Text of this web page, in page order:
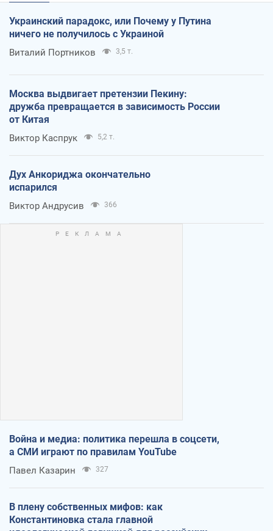
Украинский парадокс, или Почему у Путина
ничего не получилось с Украиной
Виталий Портников 3,5 т.
Москва выдвигает претензии Пекину:
дружба превращается в зависимость России
от Китая
Виктор Каспрук 5,2 т.
Дух Анкориджа окончательно
испарился
Виктор Андрусив 366
Война и медиа: политика перешла в соцсети,
а СМИ играют по правилам YouTube
Павел Казарин 327
В плену собственных мифов: как
Константиновка стала главной